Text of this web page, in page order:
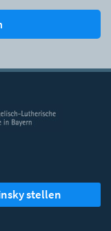
stellen